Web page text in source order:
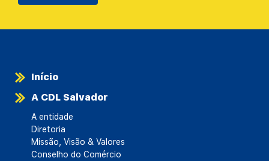
Início
A CDL Salvador
A entidade
Diretoria
Missão, Visão & Valores
Conselho do Comércio